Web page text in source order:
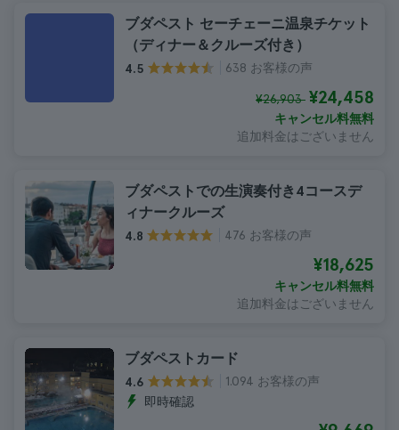
ブダペスト セーチェーニ温泉チケット
（ディナー＆クルーズ付き）
4.5 638 お客様の声
¥26,903 ¥24,458
キャンセル料無料
追加料金はございません
ブダペストでの生演奏付き4コースデ
ィナークルーズ
4.8 476 お客様の声
¥18,625
キャンセル料無料
追加料金はございません
ブダペストカード
4.6
1.094 お客様の声
即時確認